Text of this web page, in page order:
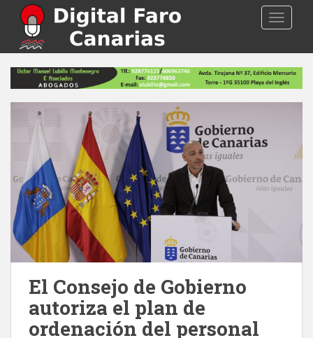
p
El Consejo de Gobierno
autoriza el plan de
ordenación del personal